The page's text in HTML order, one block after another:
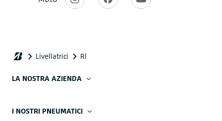
LA NOSTRA AZIENDA
I NOSTRI PNEUMATICI